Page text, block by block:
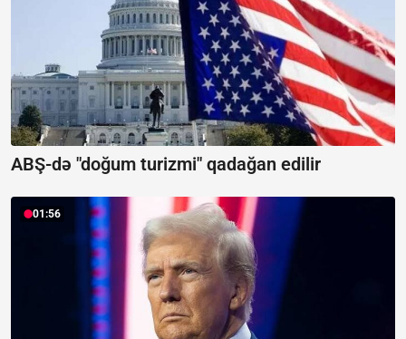
ABŞ-də "doğum turizmi" qadağan edilir
01:56